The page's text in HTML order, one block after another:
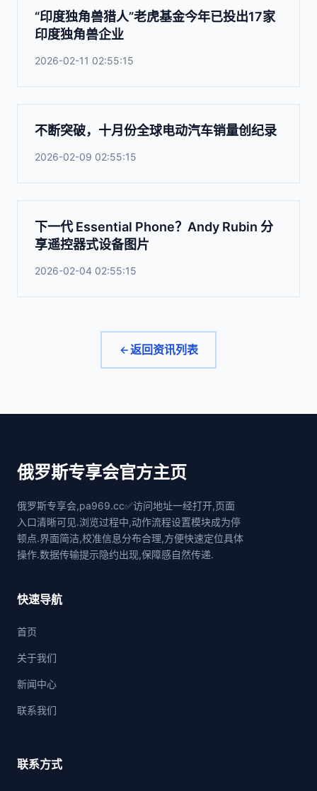
“印度独角兽猎人”老虎基金今年已投出17家
印度独角兽企业
2026-02-11 02:55:15
不断突破，十月份全球电动汽车销量创纪录
2026-02-09 02:55:15
下一代 Essential Phone？Andy Rubin 分
享遥控器式设备图片
2026-02-04 02:55:15
返回资讯列表
俄罗斯专享会官方主页
俄罗斯专享会,pa969.cc✅访问地址一经打开,页面
入口清晰可见.浏览过程中,动作流程设置模块成为停
顿点.界面简洁,校准信息分布合理,方便快速定位具体
操作.数据传输提示隐约出现,保障感自然传递.
快速导航
首页
关于我们
新闻中心
联系我们
联系方式